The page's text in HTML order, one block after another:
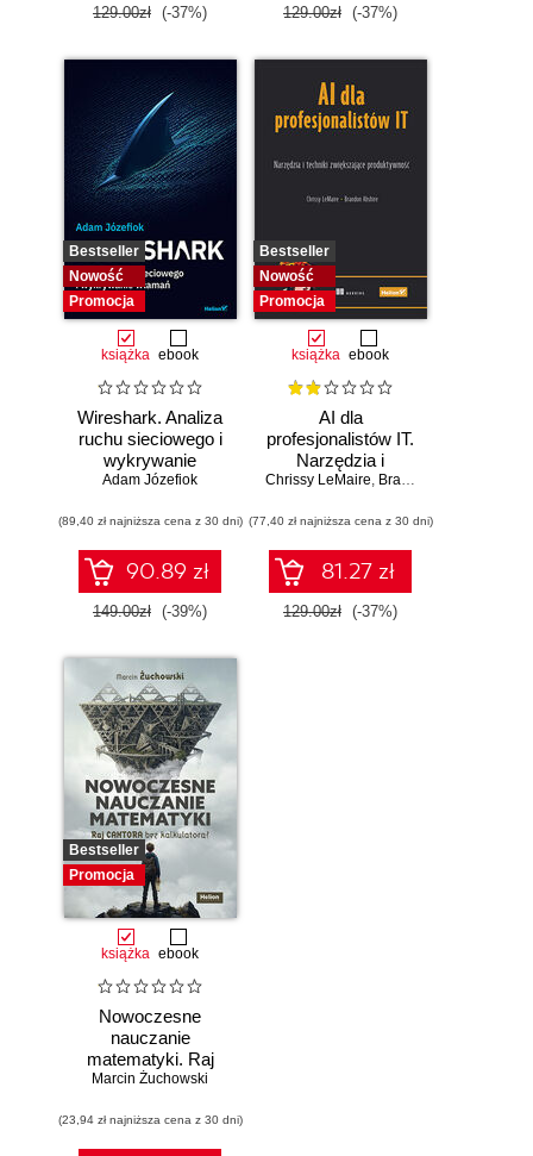
129.00zł (-37%) 129.00zł (-37%)
Bestseller
Nowość
Promocja
książka ebook
Wireshark. Analiza
ruchu sieciowego i
wykrywanie
włamań
Adam Józefiok
(89,40 zł najniższa cena z 30 dni)
90.89 zł
149.00zł (-39%)
Bestseller
Nowość
Promocja
książka ebook
AI dla
profesjonalistów IT.
Narzędzia i
techniki
produktywność
Chrissy LeMaire, Brandon Abshire
(77,40 zł najniższa cena z 30 dni)
81.27 zł
129.00zł (-37%)
Bestseller
Promocja
książka ebook
Nowoczesne
nauczanie
matematyki. Raj
Cantora bez
Marcin Żuchowski
(23,94 zł najniższa cena z 30 dni)